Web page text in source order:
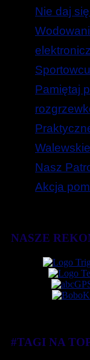
Nie daj
Pamiętaj
Nasz
Akcja
NASZE
#TAGI NA